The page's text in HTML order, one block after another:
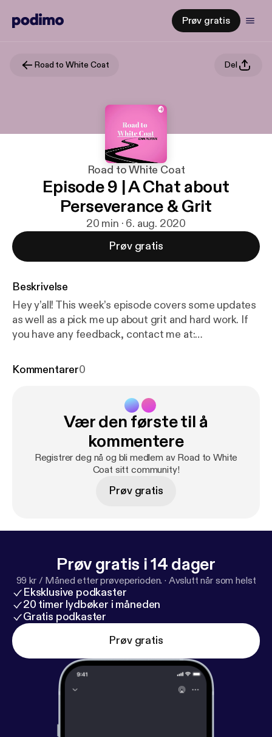
Prøv gratis
Road to White Coat Del
Road to White Coat
Episode 9 | A Chat about
Perseverance & Grit
20 min · 6. aug. 2020
Prøv gratis
Beskrivelse
Hey y’all! This week’s episode covers some updates
as well as a pick me up about grit and hard work. If
you have any feedback, contact me at:
Kommentarer0
Vær den første til å
kommentere
Registrer deg nå og bli medlem av Road to White
Coat sitt community!
Prøv gratis
Prøv gratis i 14 dager
99 kr / Måned etter prøveperioden. · Avslutt når som helst
Eksklusive podkaster
20 timer lydbøker i måneden
Gratis podkaster
Prøv gratis